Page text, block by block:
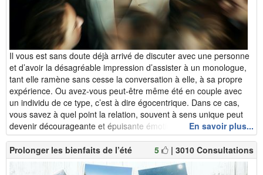
Il vous est sans doute déjà arrivé de discuter avec une personne
et d’avoir la désagréable impression d’assister à un monologue,
tant elle ramène sans cesse la conversation à elle, à sa propre
expérience. Ou avez-vous peut-être même été en couple avec
un individu de ce type, c’est à dire égocentrique. Dans ce cas,
vous savez à quel point la relation, souvent à sens unique peut
devenir décourageante et épuisante émotionnellement....En savoir plus...
Prolonger les bienfaits de l’été 5 | 3010 Consultations